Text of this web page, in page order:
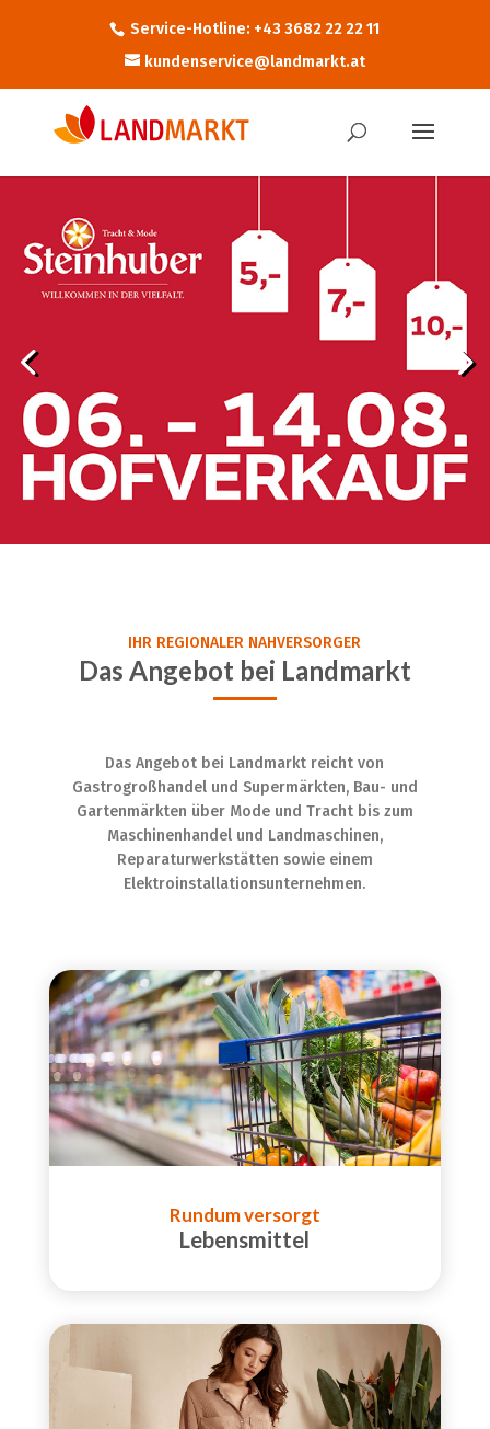
Service-Hotline: +43 3682 22 22 11
kundenservice@landmarkt.at
IHR REGIONALER NAHVERSORGER
Das Angebot bei Landmarkt
Das Angebot bei Landmarkt reicht von
Gastrogroßhandel und Supermärkten, Bau- und
Gartenmärkten über Mode und Tracht bis zum
Maschinenhandel und Landmaschinen,
Reparaturwerkstätten sowie einem
Elektroinstallationsunternehmen.
Lebensmittel
Rundum versorgt